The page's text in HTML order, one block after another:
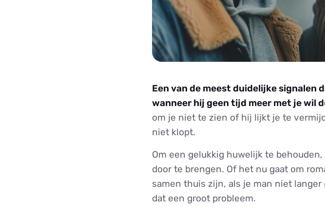
Een van de meest duidelijke signalen
wanneer hij geen tijd meer met je wil
om je niet te zien of hij lijkt je te
niet klopt.
Om een gelukkig huwelijk te
door te brengen. Of het nu gaat om
samen thuis zijn, als je man niet
dat een groot probleem.